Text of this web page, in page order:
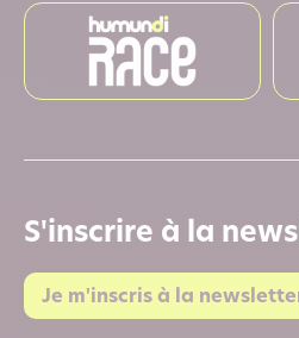
S'inscrire à la
Je m'inscris à la